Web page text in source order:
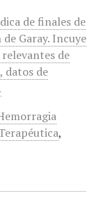
de finales de
Garay. Incuye
de
datos de
,